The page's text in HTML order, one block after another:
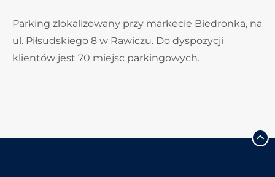
Parking zlokalizowany przy markecie Biedronka, na
ul. Piłsudskiego 8 w Rawiczu. Do dyspozycji
klientów jest 70 miejsc parkingowych.